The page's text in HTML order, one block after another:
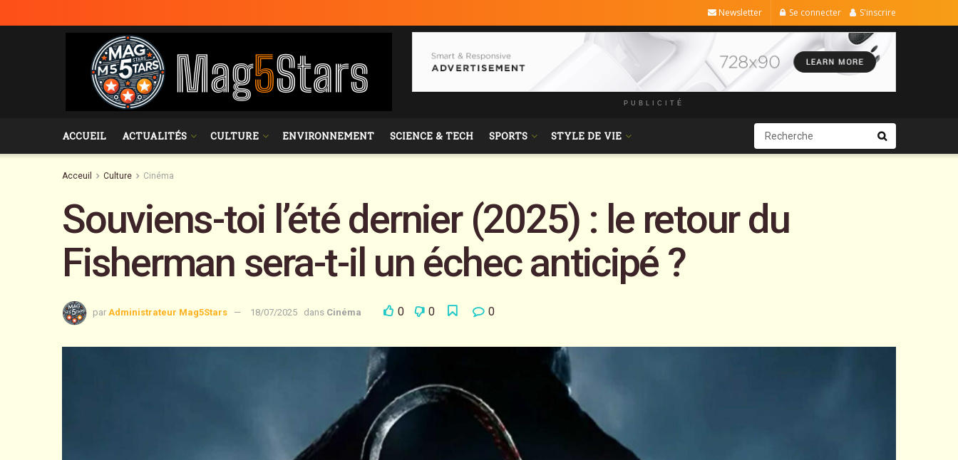
Newsletter Se connecter S'inscrire
PUBLICITÉ
ACCUEIL ACTUALITÉS CULTURE ENVIRONNEMENT SCIENCE & TECH SPORTS STYLE DE VIE
Acceuil Culture Cinéma
Souviens-toi l’été dernier (2025) : le retour du
Fisherman sera-t-il un échec anticipé ?
par Administrateur Mag5Stars 18/07/2025 dans Cinéma 0 0 0